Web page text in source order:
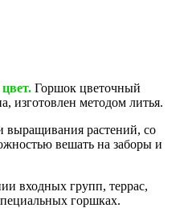
Горшок цветочный
изготовлен методом литья.
выращивания растений, со
вешать на заборы и
входных групп, террас,
горшках.